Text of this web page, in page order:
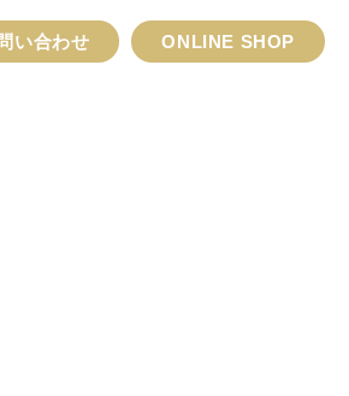
い合わせ ONLINE SHOP